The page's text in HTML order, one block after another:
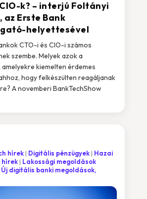
k? – interjú Foltányi
az Erste Bank
helyettesével
CTO-i és CIO-i számos
szembe. Melyek azok a
kiemelten érdemes
hogy felkészülten reagáljanak
A novemberi BankTechShow
hírek Digitális pénzügyek
Hazai
hírek
Lakossági megoldások
Új digitális banki megoldások,